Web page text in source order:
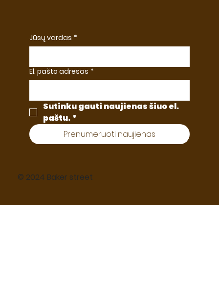
Jūsų vardas *
El. pašto adresas *
Sutinku gauti naujienas šiuo el.
paštu. *
Prenumeruoti naujienas
© 2024 Baker street